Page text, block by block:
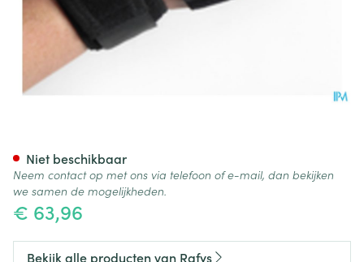
€ 63,96
Niet beschikbaar
Neem contact op met ons via telefoon of e-mail, dan bekijken
we samen de mogelijkheden.
Bekijk alle producten van Rafys